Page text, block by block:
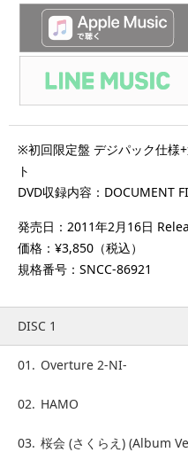
※初回限定盤 デジパック仕様
ト
DVD収録内容：DOCUMENT
発売日：2011年2月16日
価格：¥3,850（税込）
規格番号：SNCC-86921
DISC 1
01. Overture 2-NI-
02. HAMO
03. 桜会 (さくらえ) (Album